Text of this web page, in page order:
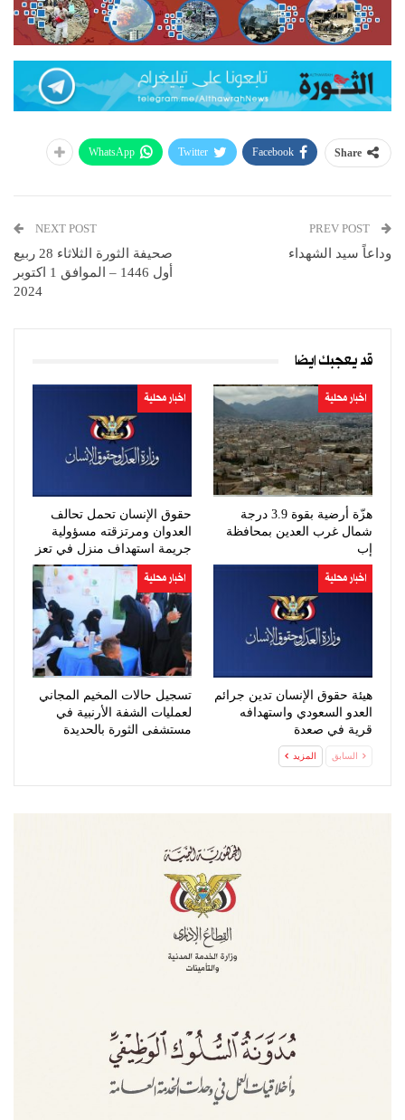
Share
Facebook
Twitter
WhatsApp
وداعاً سيد الشهداء
NEXT POST
صحيفة الثورة الثلاثاء 28 ربيع
أول 1446 – الموافق 1 اكتوبر
2024
قد يعجبك ايضا
اخبار محلية
هزّة أرضية بقوة 3.9 درجة
شمال غرب العدين بمحافظة
إب
اخبار محلية
حقوق الإنسان تحمل تحالف
العدوان ومرتزقته مسؤولية
جريمة استهداف منزل في تعز
اخبار محلية
هيئة حقوق الإنسان تدين جرائم
العدو السعودي واستهدافه
قرية في صعدة
اخبار محلية
تسجيل حالات المخيم المجاني
لعمليات الشفة الأرنبية في
مستشفى الثورة بالحديدة
السابق المزيد